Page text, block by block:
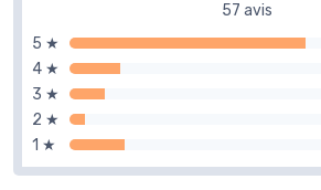
57 avis
5 ★
4 ★
3 ★
2 ★
1 ★